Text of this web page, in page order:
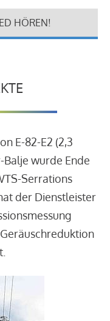
HÖREN!
E-82-E2 (2,3
wurde Ende
Serrations
der Dienstleister